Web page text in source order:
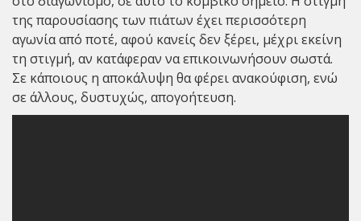
της παρουσίασης των πιάτων έχει περισσότερη
αγωνία από ποτέ, αφού κανείς δεν ξέρει, μέχρι εκείνη
τη στιγμή, αν κατάφεραν να επικοινωνήσουν σωστά.
Σε κάποιους η αποκάλυψη θα φέρει ανακούφιση, ενώ
σε άλλους, δυστυχώς, απογοήτευση.